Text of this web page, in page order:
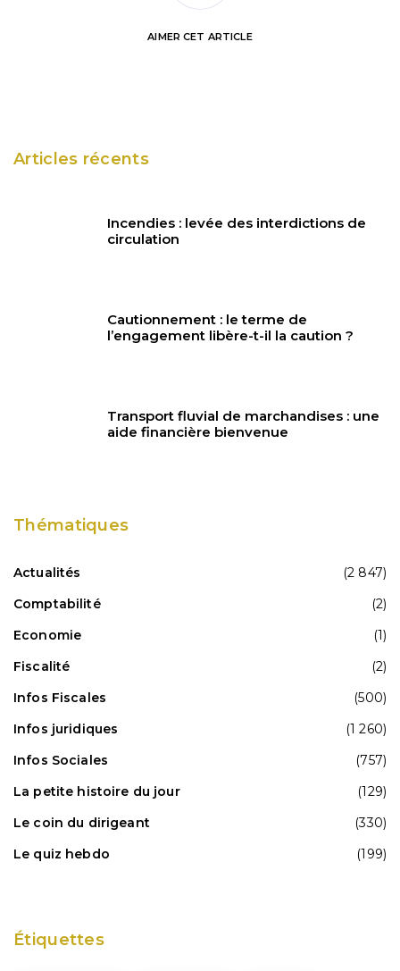
AIMER CET ARTICLE
Articles récents
Incendies : levée des interdictions de
circulation
Cautionnement : le terme de
l’engagement libère-t-il la caution ?
Transport fluvial de marchandises : une
aide financière bienvenue
Thématiques
Actualités
(2 847)
Comptabilité
(2)
Economie
(1)
Fiscalité
(2)
Infos Fiscales
(500)
Infos juridiques
(1 260)
Infos Sociales
(757)
La petite histoire du jour
(129)
Le coin du dirigeant
(330)
Le quiz hebdo
(199)
Étiquettes